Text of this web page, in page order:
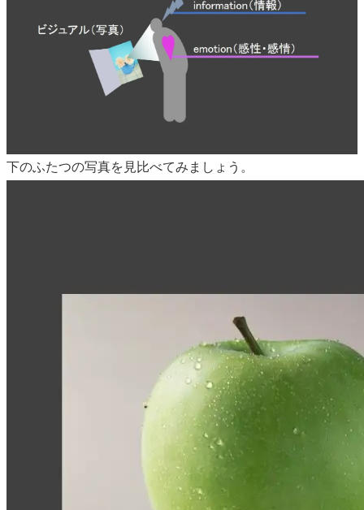
下のふたつの写真を見比べてみましょう。